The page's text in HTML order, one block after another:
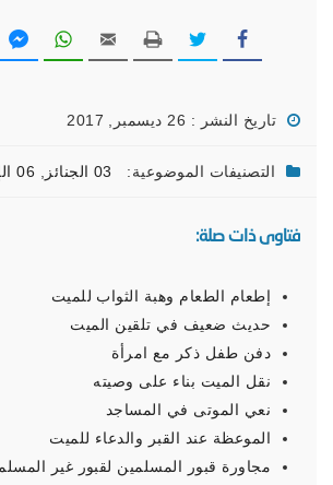
تاريخ النشر : 26 ديسمبر, 2017
التصنيفات الموضوعية: 03 الجنائز 06 الإيمان باليوم الآخر
فتاوى ذات صلة:
إطعام الطعام وهبة الثواب للميت
حديث ضعيف في تلقين الميت
دفن طفل ذكر مع امرأة
نقل الميت بناء على وصيته
نعي الموتى في المساجد
الموعظة عند القبر والدعاء للميت
مجاورة قبور المسلمين لقبور غير